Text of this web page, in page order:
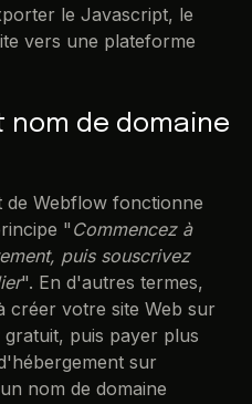
le Javascript, le
vers une plateforme
nom de domaine
Webflow fonctionne
" Commencez à
puis souscrivez
". En d'autres termes,
créer votre site Web sur
puis payer plus
sur
nom de domaine